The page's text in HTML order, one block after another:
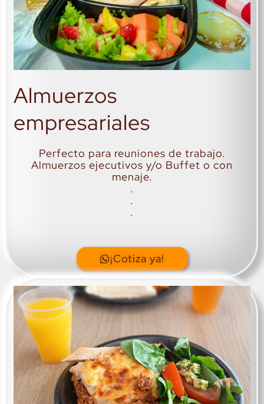
Almuerzos
empresariales
Perfecto para reuniones de trabajo.
Almuerzos ejecutivos y/o Buffet o con
menaje.
.
.
.
¡Cotiza ya!